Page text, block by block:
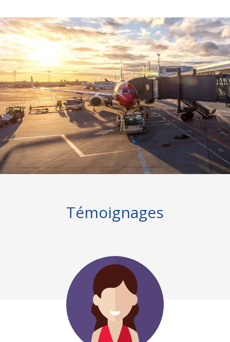
Témoignages